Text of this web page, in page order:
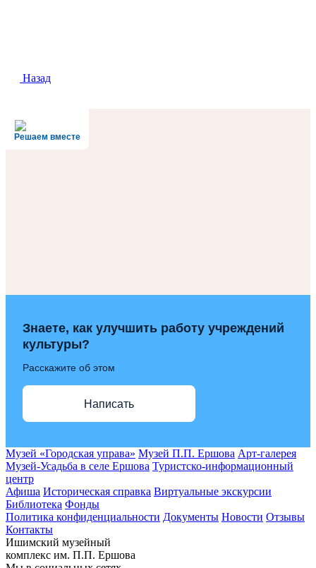
Назад
Решаем вместе
Знаете, как улучшить работу учреждений
культуры?
Расскажите об этом
Написать
Музей «Городская управа» Музей П.П. Ершова Арт-галерея
Музей-Усадьба в селе Ершова Туристско-информационный
центр
Афиша Историческая справка Виртуальные экскурсии
Библиотека Фонды
Политика конфиденциальности Документы Новости Отзывы
Контакты
Ишимский музейный
комплекс им. П.П. Ершова